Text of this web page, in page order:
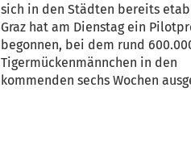
sich in den Städten bereits
Graz hat am Dienstag ein
begonnen, bei dem rund
Tigermückenmännchen in den
kommenden sechs Wochen